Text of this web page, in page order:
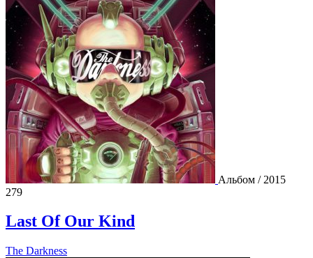
Альбом / 2015
279
Last Of Our Kind
The Darkness